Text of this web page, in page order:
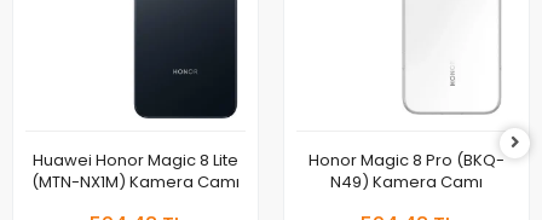
Huawei Honor Magic 8 Lite
(MTN-NX1M) Kamera Camı
Honor Magic 8 Pro (BKQ-
N49) Kamera Camı